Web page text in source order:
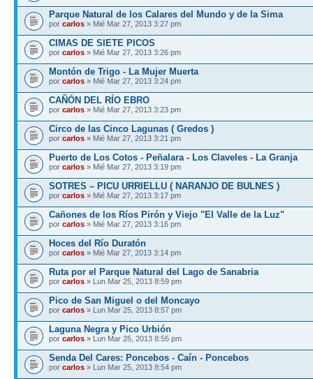
Parque Natural de los Calares del Mundo y de la Sima
por carlos » Mié Mar 27, 2013 3:27 pm
CIMAS DE SIETE PICOS
por carlos » Mié Mar 27, 2013 3:26 pm
Montón de Trigo - La Mujer Muerta
por carlos » Mié Mar 27, 2013 3:24 pm
CAÑÓN DEL RÍO EBRO
por carlos » Mié Mar 27, 2013 3:23 pm
Circo de las Cinco Lagunas ( Gredos )
por carlos » Mié Mar 27, 2013 3:21 pm
Puerto de Los Cotos - Peñalara - Los Claveles - La Granja
por carlos » Mié Mar 27, 2013 3:19 pm
SOTRES – PICU URRIELLU ( NARANJO DE BULNES )
por carlos » Mié Mar 27, 2013 3:17 pm
Cañones de los Ríos Pirón y Viejo "El Valle de la Luz"
por carlos » Mié Mar 27, 2013 3:16 pm
Hoces del Río Duratón
por carlos » Mié Mar 27, 2013 3:14 pm
Ruta por el Parque Natural del Lago de Sanabria
por carlos » Lun Mar 25, 2013 8:59 pm
Pico de San Miguel o del Moncayo
por carlos » Lun Mar 25, 2013 8:57 pm
Laguna Negra y Pico Urbión
por carlos » Lun Mar 25, 2013 8:55 pm
Senda Del Cares: Poncebos - Caín - Poncebos
por carlos » Lun Mar 25, 2013 8:54 pm